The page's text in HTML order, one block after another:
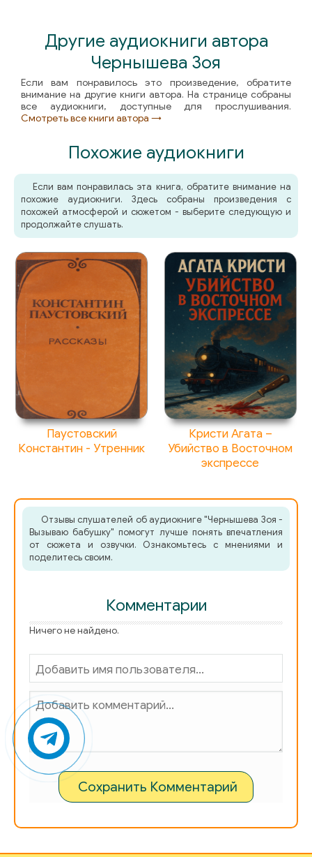
Другие аудиокниги автора
Чернышева Зоя
Если вам понравилось это произведение, обратите
внимание на другие книги автора. На странице собраны
все аудиокниги, доступные для прослушивания.
Смотреть все книги автора →
Похожие аудиокниги
Если вам понравилась эта книга, обратите внимание на
похожие аудиокниги. Здесь собраны произведения с
похожей атмосферой и сюжетом - выберите следующую и
продолжайте слушать.
Паустовский
Константин - Утренник
Кристи Агата –
Убийство в Восточном
экспрессе
Отзывы слушателей об аудиокниге "Чернышева Зоя -
Вызываю бабушку" помогут лучше понять впечатления
от сюжета и озвучки. Ознакомьтесь с мнениями и
поделитесь своим.
Комментарии
Ничего не найдено.
Сохранить Комментарий